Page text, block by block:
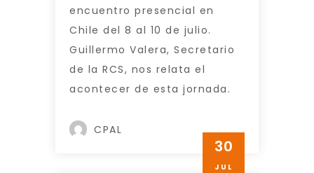
encuentro presencial en
Chile del 8 al 10 de julio.
Guillermo Valera, Secretario
de la RCS, nos relata el
acontecer de esta jornada.
CPAL
30
JUL